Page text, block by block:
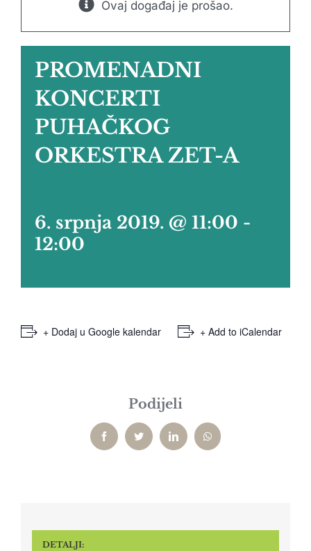
Ovaj događaj je prošao.
PROMENADNI
KONCERTI
PUHAČKOG
ORKESTRA ZET-A
6. srpnja 2019. @ 11:00 -
12:00
+ Dodaj u Google kalendar + Add to iCalendar
Podijeli
FacebookTwitter LinkedInWhatsApp
DETALJI: